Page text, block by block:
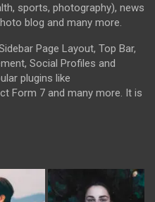
sports, photography), news
blog and many more.
Page Layout, Top Bar,
Social Profiles and
plugins like
Form 7 and many more. It is